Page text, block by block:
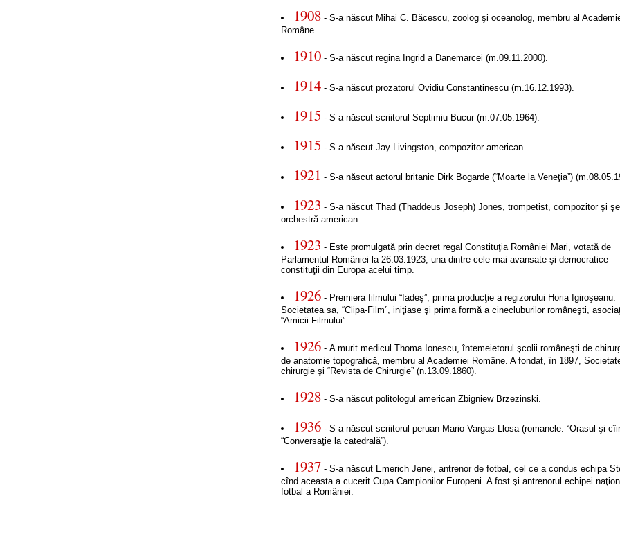
1908 - S-a născut Mihai C. Băcescu, zoolog şi oceanolog, membru al
Române.
1910 - S-a născut regina Ingrid a Danemarcei (m.09.11.2000).
1914 - S-a născut prozatorul Ovidiu Constantinescu (m.16.12.1993).
1915 - S-a născut scriitorul Septimiu Bucur (m.07.05.1964).
1915 - S-a născut Jay Livingston, compozitor american.
1921 - S-a născut actorul britanic Dirk Bogarde (“Moarte la Veneţia”)
1923 - S-a născut Thad (Thaddeus Joseph) Jones, trompetist, compozitor şi
orchestră american.
1923 - Este promulgată prin decret regal Constituţia României Mari, votată de
Parlamentul României la 26.03.1923, una dintre cele mai avansate şi democratice
constituţii din Europa acelui timp.
1926 - Premiera filmului “Iadeş”, prima producţie a regizorului Horia Igiroşeanu.
Societatea sa, “Clipa-Film”, iniţiase şi prima formă a cinecluburilor româneşti,
“Amicii Filmului”.
1926 - A murit medicul Thoma Ionescu, întemeietorul şcolii româneşti de
de anatomie topografică, membru al Academiei Române. A fondat, în 1897,
chirurgie şi “Revista de Chirurgie” (n.13.09.1860).
1928 - S-a născut politologul american Zbigniew Brzezinski.
1936 - S-a născut scriitorul peruan Mario Vargas Llosa (romanele: “Orasul şi
“Conversaţie la catedrală”).
1937 - S-a născut Emerich Jenei, antrenor de fotbal, cel ce a condus echipa
cînd aceasta a cucerit Cupa Campionilor Europeni. A fost şi antrenorul echipei
fotbal a României.